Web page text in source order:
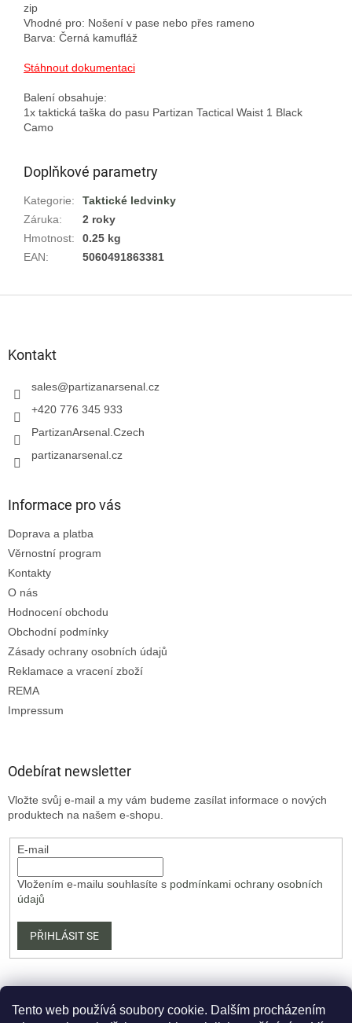
Tento web používá soubory cookie. Dalším procházením
zip
Vhodné pro: Nošení v pase nebo přes rameno
Barva: Černá kamufláž
Stáhnout dokumentaci
Balení obsahuje:
1x taktická taška do pasu Partizan Tactical Waist 1 Black
Doplňkové parametry
Kategorie:
Taktické ledvinky
Záruka:
2 roky
Hmotnost:
0.25 kg
EAN: 5060491863381
Kontakt
sales@partizanarsenal.cz
+420 776 345 933
PartizanArsenal.Czech
partizanarsenal.cz
Informace pro vás
Doprava a platba
Věrnostní program
Kontakty
O nás
Hodnocení obchodu
Obchodní podmínky
Zásady ochrany osobních údajů
Reklamace a vracení zboží
REMA
Impressum
Odebírat newsletter
Vložte svůj e-mail a my vám budeme zasílat informace o nových
produktech na našem e-shopu.
E-mail
Vložením e-mailu souhlasíte s podmínkami ochrany osobních
údajů
PŘIHLÁSIT SE